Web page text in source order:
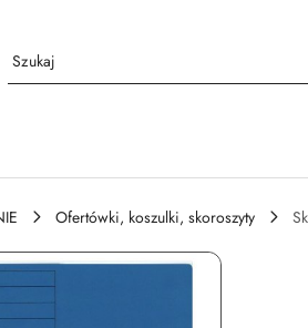
Ofertówki, koszulki, skoroszyty